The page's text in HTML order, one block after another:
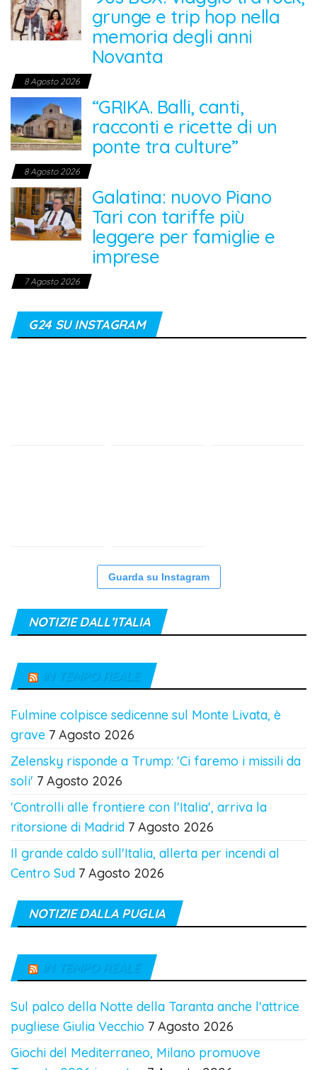
grunge e trip hop nella
memoria degli anni
Novanta
8 Agosto 2026
“GRIKA. Balli, canti,
racconti e ricette di un
ponte tra culture”
8 Agosto 2026
Galatina: nuovo Piano
Tari con tariffe più
leggere per famiglie e
imprese
7 Agosto 2026
G24 SU INSTAGRAM
Guarda su Instagram
NOTIZIE DALL’ITALIA
IN TEMPO REALE
Fulmine colpisce sedicenne sul Monte Livata, è
grave 7 Agosto 2026
Zelensky risponde a Trump: 'Ci faremo i missili da
soli' 7 Agosto 2026
'Controlli alle frontiere con l'Italia', arriva la
ritorsione di Madrid 7 Agosto 2026
Il grande caldo sull'Italia, allerta per incendi al
Centro Sud 7 Agosto 2026
NOTIZIE DALLA PUGLIA
IN TEMPO REALE
Sul palco della Notte della Taranta anche l'attrice
pugliese Giulia Vecchio 7 Agosto 2026
Giochi del Mediterraneo, Milano promuove